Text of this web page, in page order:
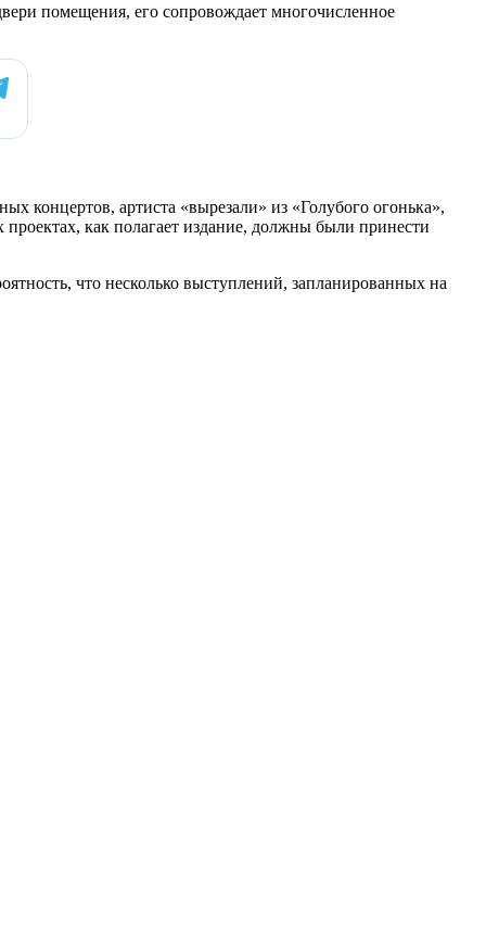
помещения, его сопровождает многочисленное
концертов, артиста «вырезали» из «Голубого огонька»,
как полагает издание, должны были принести
что несколько выступлений, запланированных на